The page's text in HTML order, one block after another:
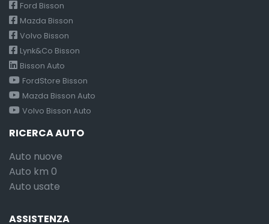
Ford Bisson
Mazda Bisson
Volvo Bisson
Lynk&Co Bisson
Bisson Auto
FordStore Bisson
Mazda Bisson Auto
Volvo Bisson Auto
RICERCA AUTO
Auto nuove
Auto km 0
Auto usate
ASSISTENZA